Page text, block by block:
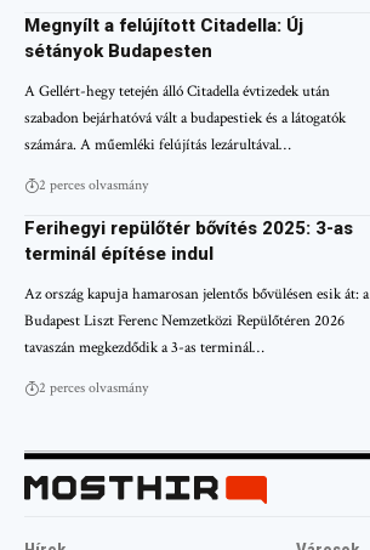
Megnyílt a felújított Citadella: Új
sétányok Budapesten
A Gellért-hegy tetején álló Citadella évtizedek után
szabadon bejárhatóvá vált a budapestiek és a látogatók
számára. A műemléki felújítás lezárultával…
2 perces olvasmány
Ferihegyi repülőtér bővítés 2025: 3-as
terminál építése indul
Az ország kapuја hamarosan jelentős bővülésen esik át: a
Budapest Liszt Ferenc Nemzetközi Repülőtéren 2026
tavaszán megkezdődik a 3-as terminál…
2 perces olvasmány